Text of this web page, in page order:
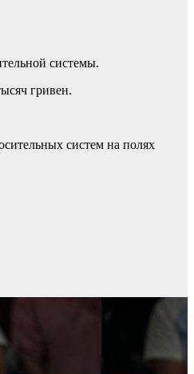
системы.
гривен.
систем на полях